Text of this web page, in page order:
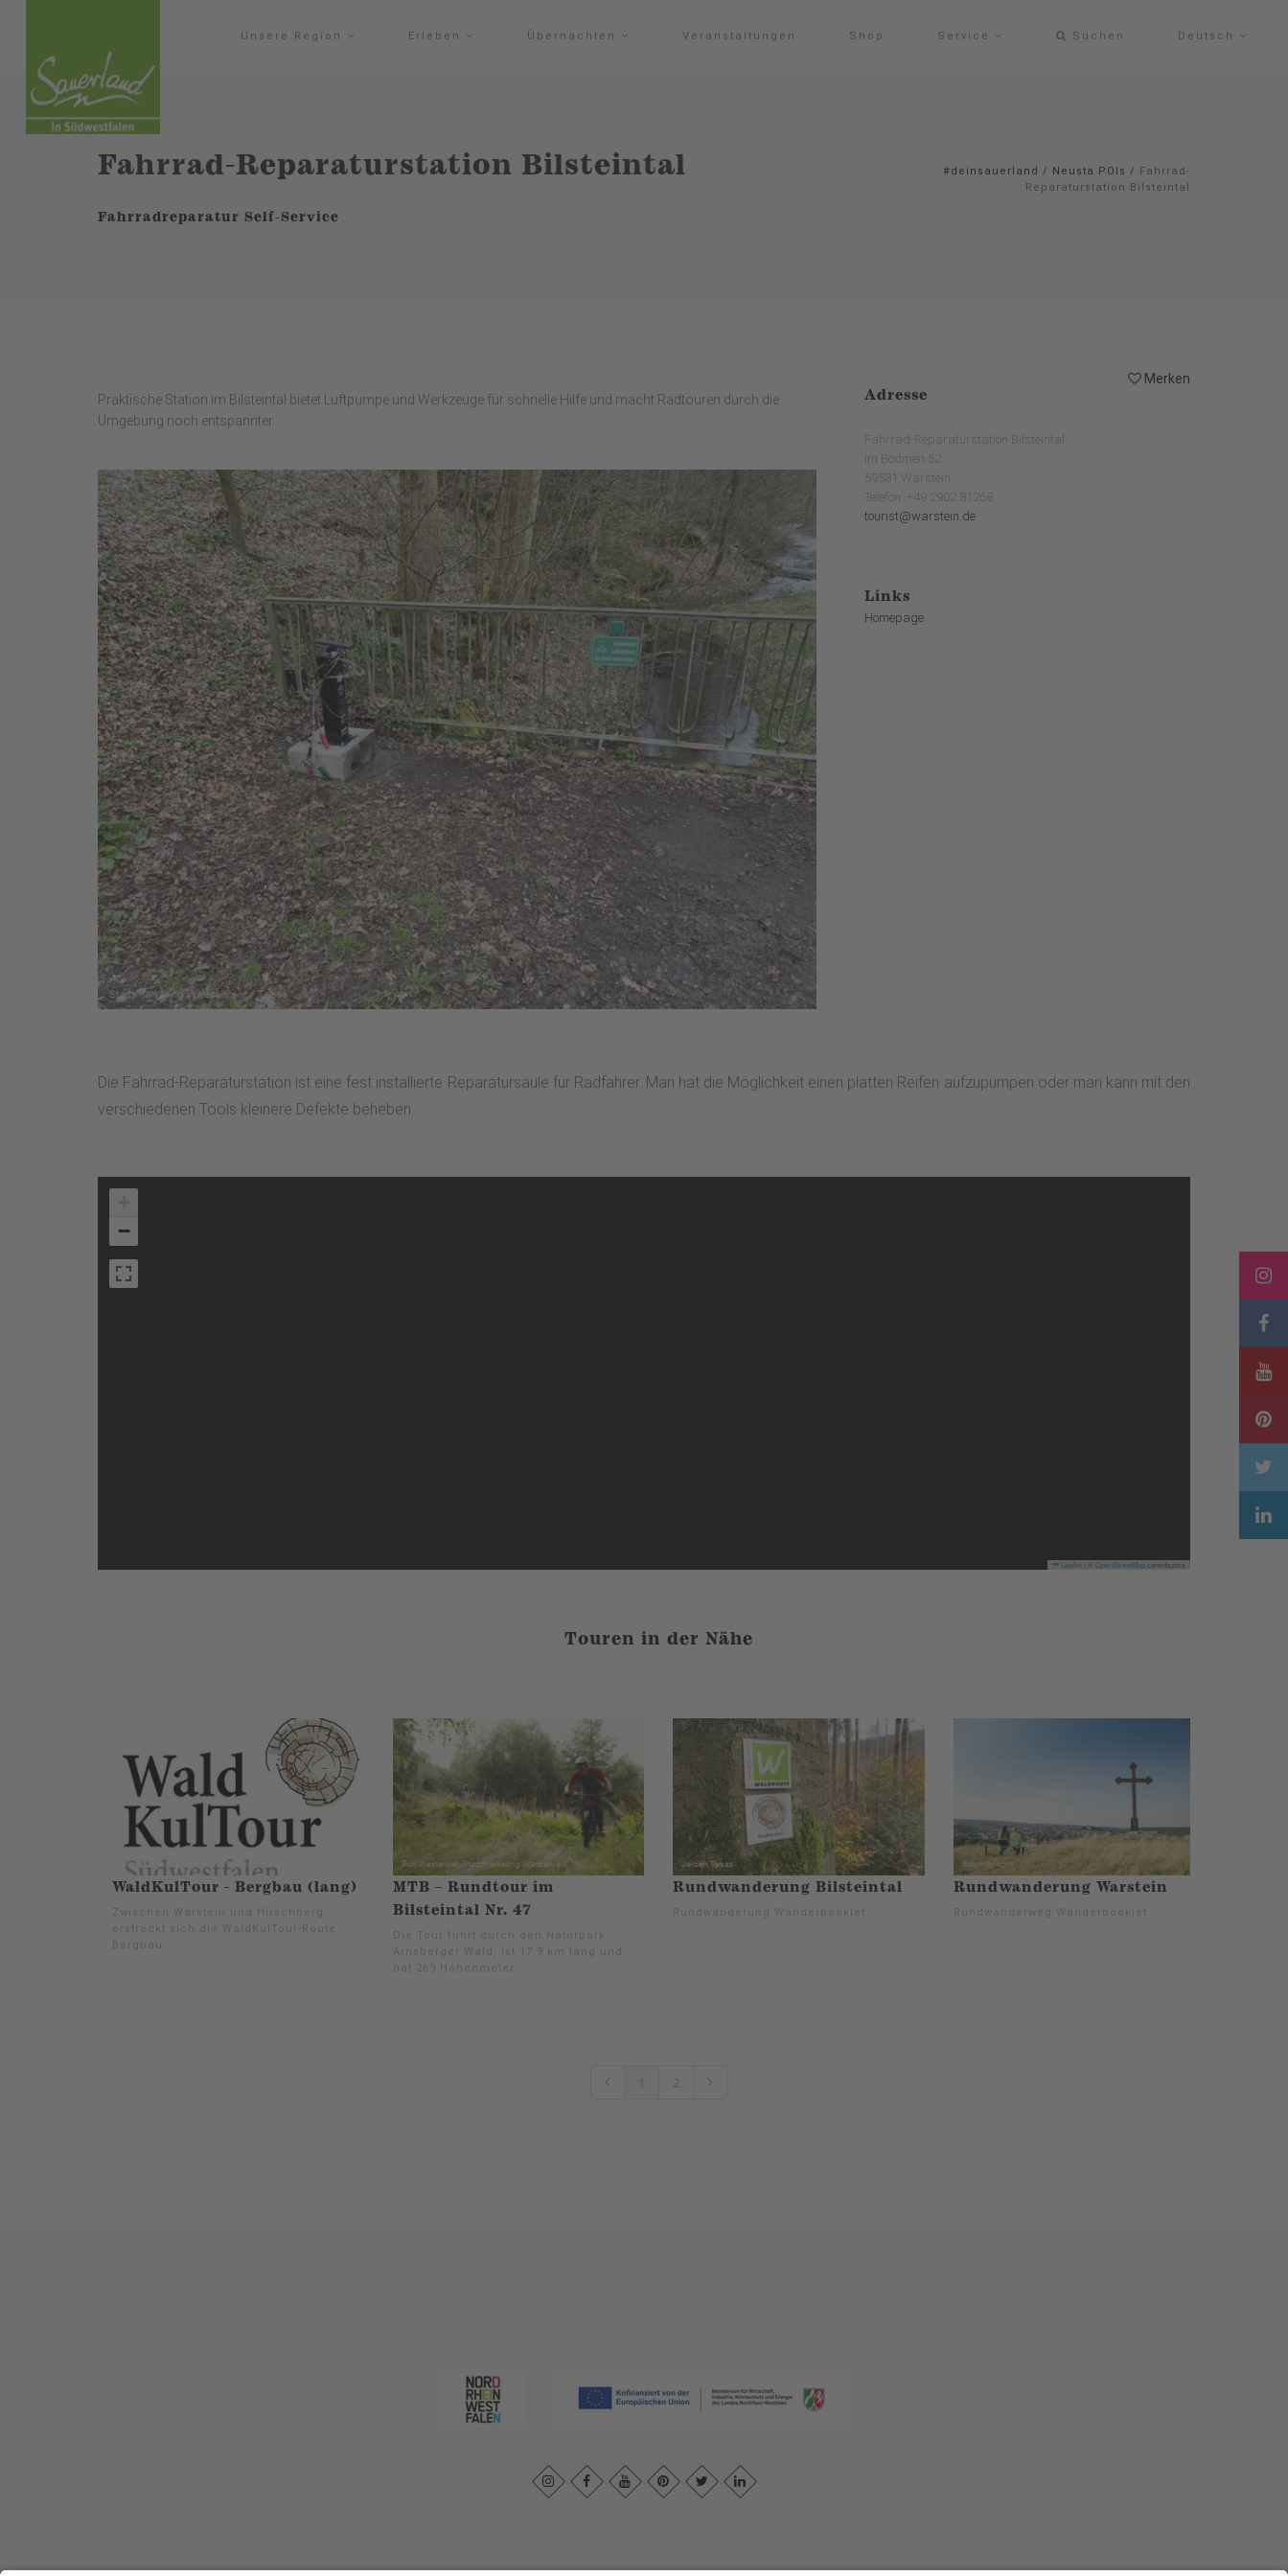
Unsere Region Erleben Übernachten Veranstaltungen Shop Service Suchen Deutsch
Fahrrad-Reparaturstation Bilsteintal
Fahrradreparatur Self-Service
#deinsauerland / Neusta POIs / Fahrrad-
Reparaturstation Bilsteintal
Merken
Praktische Station im Bilsteintal bietet Luftpumpe und Werkzeuge für schnelle Hilfe und macht Radtouren durch die
Umgebung noch entspannter.
Adresse
Fahrrad-Reparaturstation Bilsteintal
Im Bodmen 52
59581 Warstein
Telefon: +49 2902 81268
tourist@warstein.de
Links
Homepage
Die Fahrrad-Reparaturstation ist eine fest installierte Reparatursäule für Radfahrer. Man hat die Möglichkeit einen platten Reifen aufzupumpen oder man kann mit den
verschiedenen Tools kleinere Defekte beheben.
−
Leaflet OpenStreetMapcontributors
Touren in der Nähe
WaldKulTour - Bergbau (lang)
Zwischen Warstein und Hirschberg
erstreckt sich die WaldKulTour-Route
Bergbau.
MTB – Rundtour im
Bilsteintal Nr. 47
Die Tour führt durch den Naturpark
Arnsberger Wald, ist 17,9 km lang und
hat 269 Höhenmeter.
Rundwanderung Bilsteintal
Rundwanderung Wanderbooklet
Rundwanderung Warstein
Rundwanderweg Wanderbooklet
1 2